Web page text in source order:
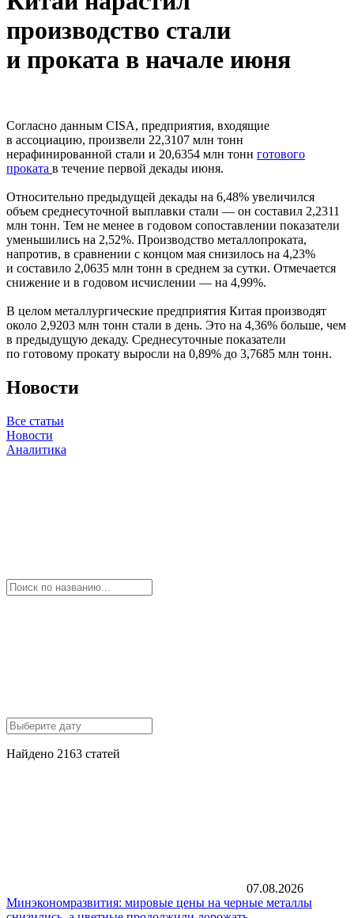
производство стали
и проката в начале июня
Согласно данным CISA, предприятия, входящие
в ассоциацию, произвели 22,3107 млн тонн
нерафинированной стали и 20,6354 млн тонн готового
проката в течение первой декады июня.
Относительно предыдущей декады на 6,48% увеличился
объем среднесуточной выплавки стали — он составил 2,2311
млн тонн. Тем не менее в годовом сопоставлении показатели
уменьшились на 2,52%. Производство металлопроката,
напротив, в сравнении с концом мая снизилось на 4,23%
и составило 2,0635 млн тонн в среднем за сутки. Отмечается
снижение и в годовом исчислении — на 4,99%.
В целом металлургические предприятия Китая производят
около 2,9203 млн тонн стали в день. Это на 4,36% больше, чем
в предыдущую декаду. Среднесуточные показатели
по готовому прокату выросли на 0,89% до 3,7685 млн тонн.
Новости
Все статьи
Новости
Аналитика
Найдено 2163 статей
07.08.2026
Минэкономразвития: мировые цены на черные металлы